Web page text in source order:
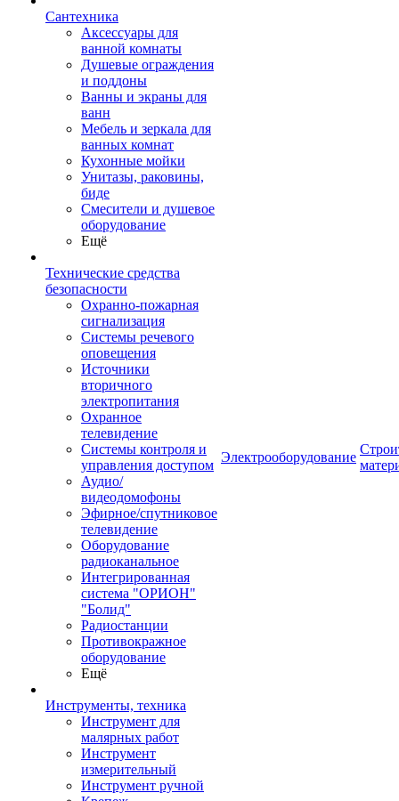
Сантехника
Аксессуары для
ванной комнаты
Душевые ограждения
и поддоны
Ванны и экраны для
ванн
Мебель и зеркала для
ванных комнат
Кухонные мойки
Унитазы, раковины,
биде
Смесители и душевое
оборудование
Ещё
Технические средства
безопасности
Охранно-пожарная
сигнализация
Системы речевого
оповещения
Источники
вторичного
электропитания
Охранное
телевидение
Системы контроля и
управления доступом
Аудио/
видеодомофоны
Эфирное/спутниковое
телевидение
Оборудование
радиоканальное
Интегрированная
система "ОРИОН"
"Болид"
Радиостанции
Противокражное
оборудование
Ещё
Инструменты, техника
Инструмент для
малярных работ
Инструмент
измерительный
Инструмент ручной
Электрооборудование